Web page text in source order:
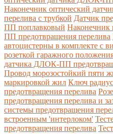
Наконечник оптический
перелива с трубкой Датчик
ПП поплавковый
ПП предотвращения перелива
автоцистерны в комплекте с
розеткой гаражного
датчика ДЛОК-ПП
Провод морозостойкий пяти
маркировкой жил Ключ
предотвращения перелива
предотвращения перелива и
системы предотвращения
встроенным 'интерлоком'
предотвращения перелива